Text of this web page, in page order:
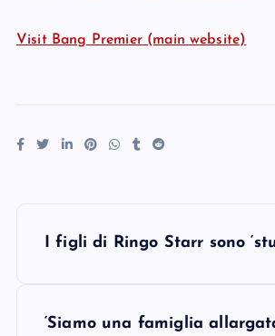
Visit Bang Premier (main website)
I figli di Ringo Starr sono
‘Siamo una famiglia